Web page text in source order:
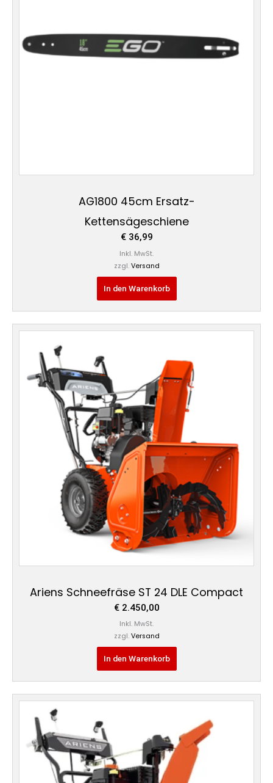
AG1800 45cm Ersatz-
Kettensägeschiene
€36,99
Inkl. MwSt.
zzgl. Versand
In den Warenkorb
Ariens Schneefräse ST 24 DLE Compact
€2.450,00
Inkl. MwSt.
zzgl. Versand
In den Warenkorb